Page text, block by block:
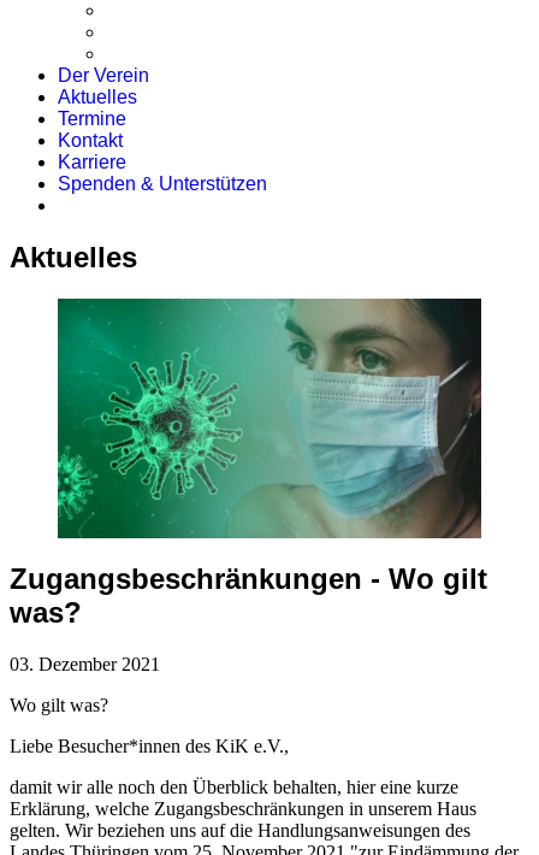
Der Verein
Aktuelles
Termine
Kontakt
Karriere
Spenden & Unterstützen
Aktuelles
Zugangsbeschränkungen - Wo gilt
was?
03. Dezember 2021
Wo gilt was?
Liebe Besucher*innen des KiK e.V.,
damit wir alle noch den Überblick behalten, hier eine kurze
Erklärung, welche Zugangsbeschränkungen in unserem Haus
gelten. Wir beziehen uns auf die Handlungsanweisungen des